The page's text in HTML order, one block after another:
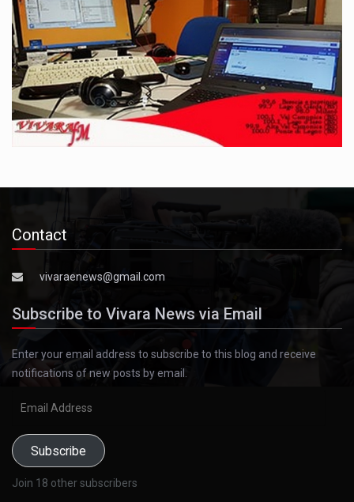
Contact
vivaraenews@gmail.com
Subscribe to Vivara News via Email
Enter your email address to subscribe to this blog and receive
notifications of new posts by email.
Subscribe
Join 18 other subscribers